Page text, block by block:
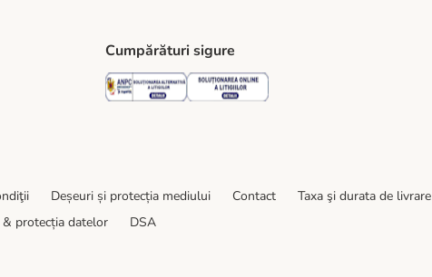
Method
Shop Shipping Method
Cumpărături sigure
Security Security
Deșeuri și protecția mediului Contact Taxa şi durata de livrare
protecția datelor DSA